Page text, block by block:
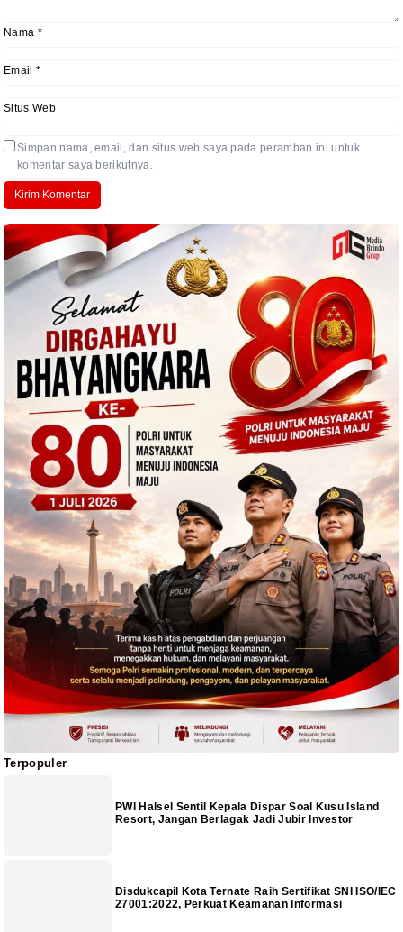
Nama *
Email *
Situs Web
Simpan nama, email, dan situs web saya pada peramban ini untuk
komentar saya berikutnya.
Terpopuler
PWI Halsel Sentil Kepala Dispar Soal Kusu Island
Resort, Jangan Berlagak Jadi Jubir Investor
Disdukcapil Kota Ternate Raih Sertifikat SNI ISO/IEC
27001:2022, Perkuat Keamanan Informasi